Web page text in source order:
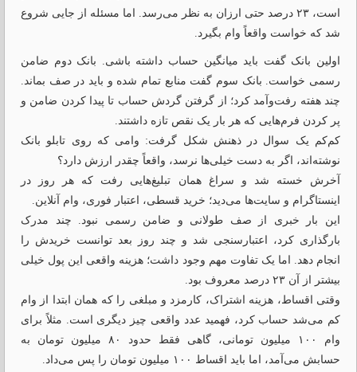
است، ۲۳ درصد حتی ارزان به نظر می‌رسد. اما مسئله از جایی شروع
شد که خواست واقعاً وام بگیرد.
اولین بانک گفت باید میانگین حساب داشته باشی. بانک دوم ضامن
رسمی خواست. بانک سوم گفت منابع تمام شده و باید در صف بماند.
چند هفته رفت‌وآمد کرد؛ از گرفتن گردش حساب تا پیدا کردن ضامن و
پر کردن فرم‌هایی که هر بار یک نقص تازه داشتند.
کم‌کم یک سوال در ذهنش شکل گرفت: وامی که روی تابلو بانک
نوشته‌اند، اگر به دست خیلی‌ها نرسد، واقعاً چقدر ارزش دارد؟
آخرش خسته شد و سراغ همان تبلیغ‌هایی رفت که هر روز در
اینستاگرام و سایت‌ها می‌دید؛ خرید قسطی، اعتبار فوری، وام آنلاین.
این بار خبری از صف طولانی و ضامن رسمی نبود. چند مدرک
بارگذاری کرد، اعتبارسنجی شد و چند روز بعد توانست خریدش را
انجام دهد. اما یک تفاوت مهم وجود داشت؛ هزینه واقعی این پول خیلی
بیشتر از آن ۲۳ درصد معروف بود.
وقتی اقساط، هزینه اشتراک، کارمزد و مبلغی را که همان ابتدا از وام
کم می‌شد حساب کرد، فهمید عدد واقعی چیز دیگری است. مثلاً برای
وام ۱۰۰ میلیون تومانی، گاهی فقط حدود ۸۰ میلیون تومان به
حسابش می‌آمد، اما باید اقساط ۱۰۰ میلیون تومان را پس می‌داد.